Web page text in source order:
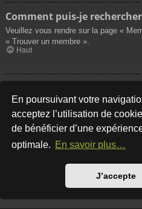
En poursuivant votre
acceptez l’utilisation de
de bénéficier d’une
optimale. En savoir plus…
J’accepte
Comment puis-je
Veuillez vous rendre sur la page «
« Trouver un membre ».
Haut
Comment puis-je retrouver
sujets ?
Vos propres messages peuvent être
« Afficher vos messages » dans le
soit en cliquant sur le lien «
sur la page de votre propre profil ou
« Raccourcis » situé sur la partie
recherche de vos propres sujets,
remplissez convenablement les